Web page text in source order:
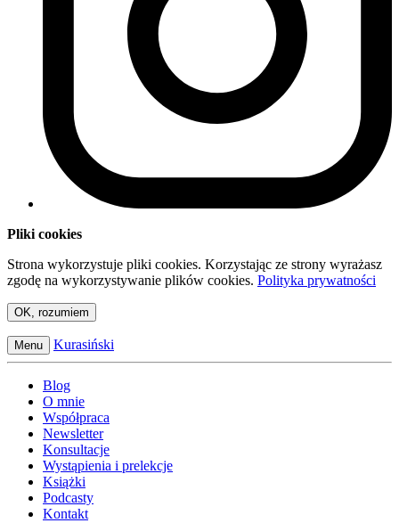
Pliki cookies
Strona wykorzystuje pliki cookies. Korzystając ze strony wyrażasz
zgodę na wykorzystywanie plików cookies. Polityka prywatności
OK, rozumiem
Menu Kurasiński
Blog
O mnie
Współpraca
Newsletter
Konsultacje
Wystąpienia i prelekcje
Książki
Podcasty
Kontakt